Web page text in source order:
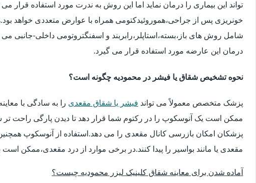
تواند این بیماری را درمان نماید اما این روش به ندرت مورد استفاده قرار
خونریزی پس از جراحی،هموروئیدکتومی همراه با عوارض متعددی خواهد
شامل روش های باز،بسته،استاپلر،رابربند و اسفنگتروتومی داخلی-جانبی
درمان این عارضه مورد استفاده قرار می گیرد.
نحوه تشخیص شقاق یا فیشر در محمودیه چگونه است؟
پزشک متخصص معمولاً می تواند فیشر یا شقاق مقعدی را به سادگی با
ممکن است یک آنوسکوپ را در رکتوم شما قرار دهد تا دیدن پارگی راحت تر
پزشکان امکان بازرسی کانال مقعدی را می دهد.استفاده از آنوسکوپ
مقعدی یا مانند بواسیر را پیدا کنند.در برخی موارد از درد مقعدی،ممکن است
آماده شدن برای معاینه شقاق کلینیک لیزر محمودیه چیست؟